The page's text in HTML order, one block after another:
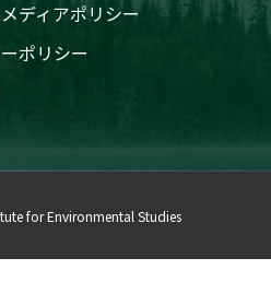
ディアポリシー
ポリシー
for Environmental Studies